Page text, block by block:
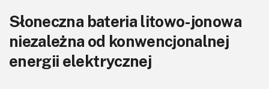
Kursy
DIY+
Słoneczna bateria litowo-jonowa
niezależna od konwencjonalnej
energii elektrycznej